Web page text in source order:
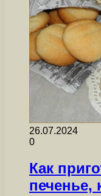
26.07.2024
0
Как
печенье,